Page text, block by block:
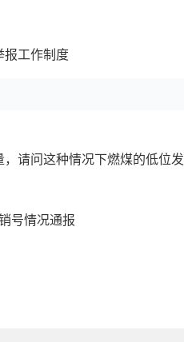
报工作制度
请问这种情况下燃煤的低位发
号情况通报